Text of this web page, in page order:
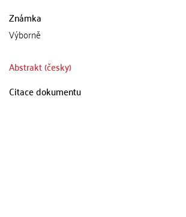
Známka
Výborně
Abstrakt (česky)
Citace dokumentu